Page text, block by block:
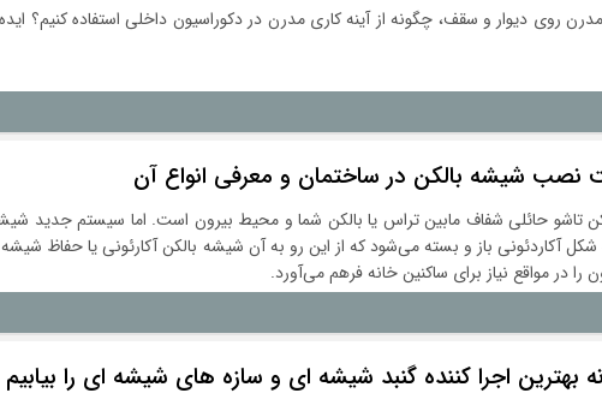
مدرن روی دیوار و سقف، چگونه از آینه کاری مدرن در دکوراسیون داخلی استفاده کنیم؟
نصب شیشه بالکن در ساختمان و معرفی انواع آن
تاشو حائلی شفاف مابین تراس یا بالکن شما و محیط بیرون است. اما سیستم جدید
آکاردئونی باز و بسته می‌شود که از این رو به آن شیشه بالکن آکارئونی یا حفاظ شیشه
را در مواقع نیاز برای ساکنین خانه فرهم می‌آورد.
بهترین اجرا کننده گنبد شیشه ای و سازه های شیشه ای را بیابیم